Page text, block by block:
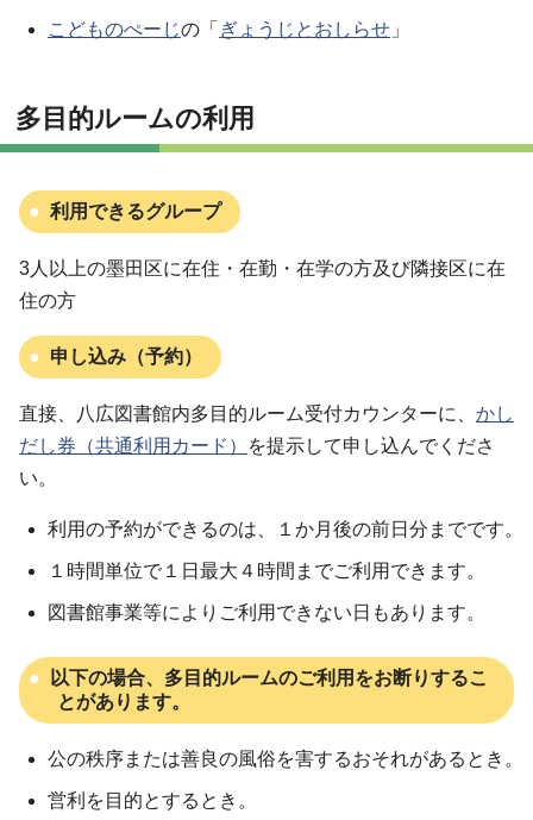
こどものぺーじの「 ぎょうじとおしらせ 」
多目的ルームの利用
利用できるグループ
3人以上の墨田区に在住・在勤・在学の方及び隣接区に在
住の方
申し込み（予約）
直接、八広図書館内多目的ルーム受付カウンターに、 かし
だし券（共通利用カード）
を提示して申し込んでくださ
い。
利用の予約ができるのは、１か月後の前日分までです。
１時間単位で１日最大４時間までご利用できます。
図書館事業等によりご利用できない日もあります。
以下の場合、多目的ルームのご利用をお断りするこ
とがあります。
公の秩序または善良の風俗を害するおそれがあるとき。
営利を目的とするとき。